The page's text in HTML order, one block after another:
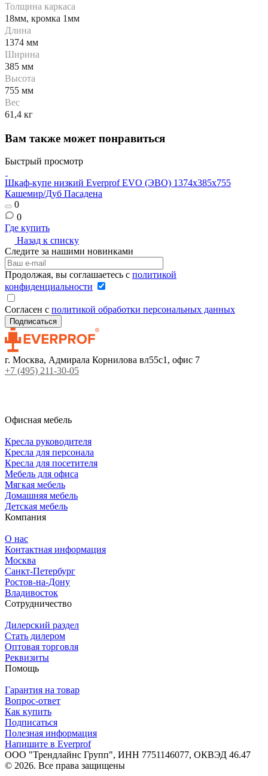
Толщина каркаса
18мм, кромка 1мм
Длина
1374 мм
Ширина
385 мм
Высота
755 мм
Вес
61,4 кг
Вам также может понравиться
Быстрый просмотр
Шкаф-купе низкий Everprof EVO (ЭВО) 1374х385х755
Кашемир/Дуб Пасадена
0
0
Где купить
Назад к списку
Следите за нашими новинками
Продолжая, вы соглашаетесь с политикой
конфиденциальности
Согласен с политикой обработки персональных данных
г. Москва, Адмирала Корнилова вл55с1, офис 7
+7 (495) 211-30-05
Офисная мебель
Кресла руководителя
Кресла для персонала
Кресла для посетителя
Мебель для офиса
Мягкая мебель
Домашняя мебель
Детская мебель
Компания
О нас
Контактная информация
Москва
Санкт-Петербург
Ростов-на-Дону
Владивосток
Сотрудничество
Дилерский раздел
Стать дилером
Оптовая торговля
Реквизиты
Помощь
Гарантия на товар
Вопрос-ответ
Как купить
Подписаться
Полезная информация
Напишите в Everprof
ООО "Трендлайнс Групп", ИНН 7751146077, ОКВЭД 46.47
© 2026. Все права защищены